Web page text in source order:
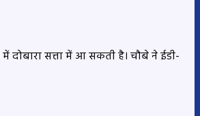
सत्ता में आ सकती है। चौबे ने ईडी-